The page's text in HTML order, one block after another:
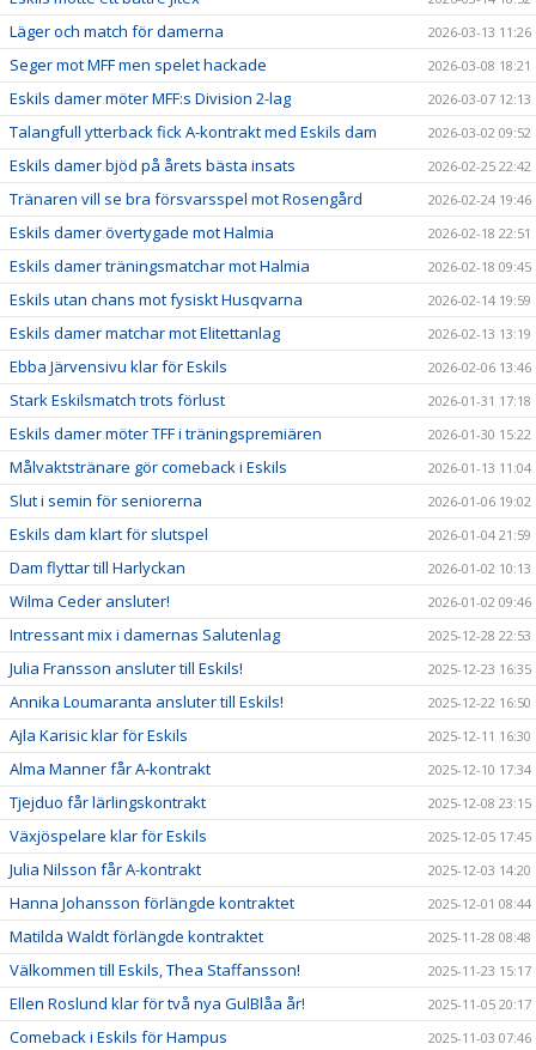
Läger och match för damerna 2026-03-13 11:26
Seger mot MFF men spelet hackade 2026-03-08 18:21
Eskils damer möter MFF:s Division 2-lag 2026-03-07 12:13
Talangfull ytterback fick A-kontrakt med Eskils dam 2026-03-02 09:52
Eskils damer bjöd på årets bästa insats 2026-02-25 22:42
Tränaren vill se bra försvarsspel mot Rosengård 2026-02-24 19:46
Eskils damer övertygade mot Halmia 2026-02-18 22:51
Eskils damer träningsmatchar mot Halmia 2026-02-18 09:45
Eskils utan chans mot fysiskt Husqvarna 2026-02-14 19:59
Eskils damer matchar mot Elitettanlag 2026-02-13 13:19
Ebba Järvensivu klar för Eskils 2026-02-06 13:46
Stark Eskilsmatch trots förlust 2026-01-31 17:18
Eskils damer möter TFF i träningspremiären 2026-01-30 15:22
Målvaktstränare gör comeback i Eskils 2026-01-13 11:04
Slut i semin för seniorerna 2026-01-06 19:02
Eskils dam klart för slutspel 2026-01-04 21:59
Dam flyttar till Harlyckan 2026-01-02 10:13
Wilma Ceder ansluter! 2026-01-02 09:46
Intressant mix i damernas Salutenlag 2025-12-28 22:53
Julia Fransson ansluter till Eskils! 2025-12-23 16:35
Annika Loumaranta ansluter till Eskils! 2025-12-22 16:50
Ajla Karisic klar för Eskils 2025-12-11 16:30
Alma Manner får A-kontrakt 2025-12-10 17:34
Tjejduo får lärlingskontrakt 2025-12-08 23:15
Växjöspelare klar för Eskils 2025-12-05 17:45
Julia Nilsson får A-kontrakt 2025-12-03 14:20
Hanna Johansson förlängde kontraktet 2025-12-01 08:44
Matilda Waldt förlängde kontraktet 2025-11-28 08:48
Välkommen till Eskils, Thea Staffansson! 2025-11-23 15:17
Ellen Roslund klar för två nya GulBlåa år! 2025-11-05 20:17
Comeback i Eskils för Hampus 2025-11-03 07:46